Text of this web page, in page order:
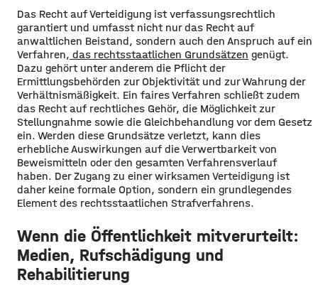
Das Recht auf Verteidigung ist verfassungsrechtlich
garantiert und umfasst nicht nur das Recht auf
anwaltlichen Beistand, sondern auch den Anspruch auf ein
Verfahren, das rechtsstaatlichen Grundsätzen genügt.
Dazu gehört unter anderem die Pflicht der
Ermittlungsbehörden zur Objektivität und zur Wahrung der
Verhältnismäßigkeit. Ein faires Verfahren schließt zudem
das Recht auf rechtliches Gehör, die Möglichkeit zur
Stellungnahme sowie die Gleichbehandlung vor dem Gesetz
ein. Werden diese Grundsätze verletzt, kann dies
erhebliche Auswirkungen auf die Verwertbarkeit von
Beweismitteln oder den gesamten Verfahrensverlauf
haben. Der Zugang zu einer wirksamen Verteidigung ist
daher keine formale Option, sondern ein grundlegendes
Element des rechtsstaatlichen Strafverfahrens.
Wenn die Öffentlichkeit mitverurteilt:
Medien, Rufschädigung und
Rehabilitierung